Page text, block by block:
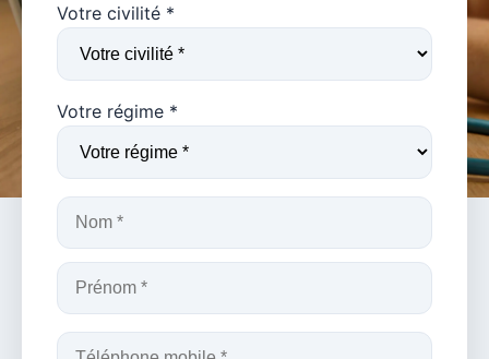
Votre civilité *
Votre régime *